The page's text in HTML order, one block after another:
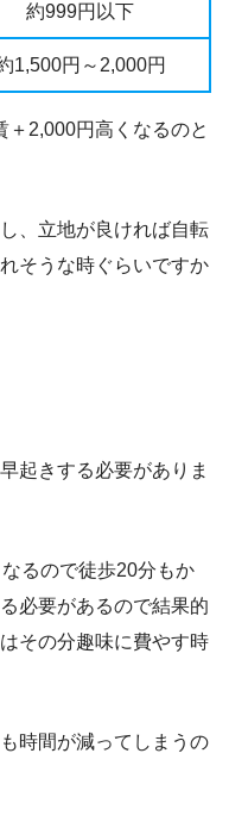
約999円以下
1,500円～2,000円
＋2,000円高くなるのと
、立地が良ければ自転
そうな時ぐらいですか
起きする必要がありま
るので徒歩20分もか
必要があるので結果的
その分趣味に費やす時
時間が減ってしまうの